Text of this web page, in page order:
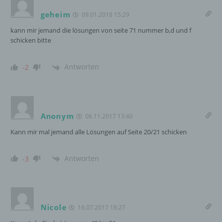
geheim 09.01.2018 15:29
kann mir jemand die lösungen von seite 71 nummer b,d und f
schicken bitte
-2 Antworten
Anonym 06.11.2017 13:40
Kann mir mal jemand alle Lösungen auf Seite 20/21 schicken
-3 Antworten
Nicole 16.07.2017 18:27
juristische Person, Behörde, Einrichtung
gemeinsam mit anderen über die Zwecke
und Mittel der Verarbeitung von
Sind die Zwecke und Mittel dieser
Kriterien seiner Benennung nach dem
Unionsrecht oder dem Recht der
Mitgliedstaaten vorgesehen werden.
oder andere Stelle, die personenbezogene